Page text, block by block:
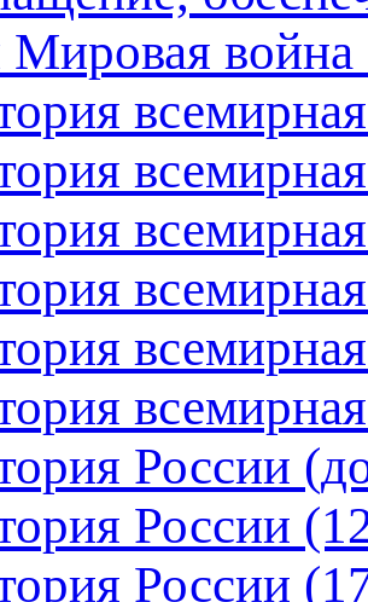
Мировая война
России
России
России